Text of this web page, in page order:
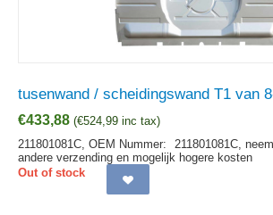
tusenwand / scheidingswand T1 van
€433,88 (€524,99 inc tax)
211801081C, OEM Nummer:
211801081C,
andere verzending en mogelijk hogere kosten
Out of stock